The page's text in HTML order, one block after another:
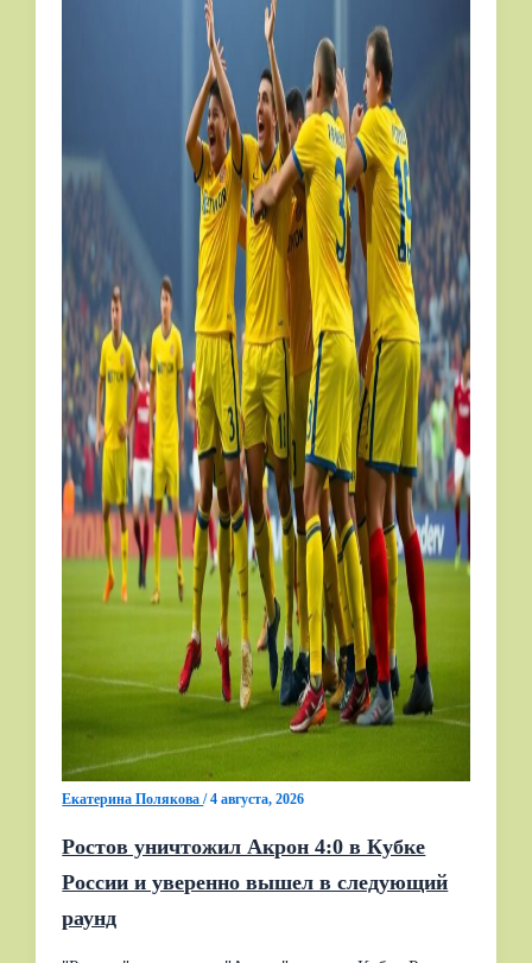
Екатерина Полякова/4 августа, 2026
Ростов уничтожил Акрон 4:0 в Кубке
России и уверенно вышел в следующий
раунд